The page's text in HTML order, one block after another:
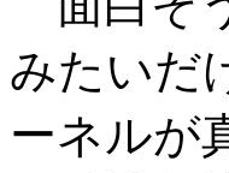
みたいだ
ーネルが